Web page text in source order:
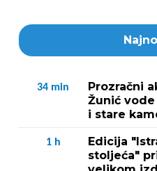
34 min
Prozračni
Žunić
i stare
1 h
Edicija
stoljeća"